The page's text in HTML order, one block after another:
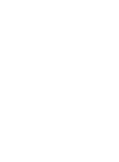
タルヘルス対策